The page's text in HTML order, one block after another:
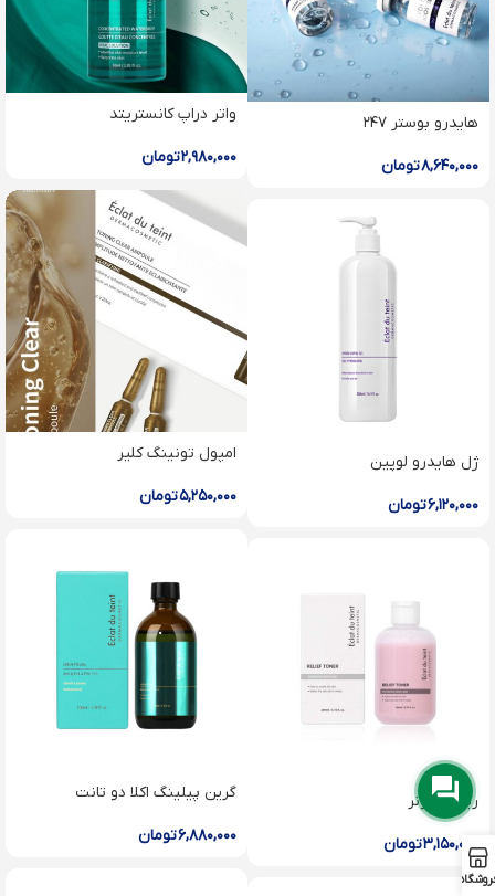
واتر درا‌پ کانستریتد
۲,۹۸۰,۰۰۰تومان
هایدرو بوستر ۲۴۷
۸,۶۴۰,۰۰۰تومان
امپول تونینگ کلیر
۵,۲۵۰,۰۰۰تومان
ژل ﻫﺎﯾﺪرو ﻟﻮپین
۶,۱۲۰,۰۰۰تومان
گرین پیلینگ اکلا دو تانت
۶,۸۸۰,۰۰۰تومان
رﯾﻠﯿﻒ ﺗﻮﻧﺮ
۳,۱۵۰,۰۰۰تومان